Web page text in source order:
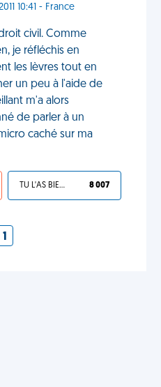
10:41 - France
civil. Comme
je réfléchis en
les lèvres tout en
un peu à l'aide de
m'a alors
de parler à un
caché sur ma
TU L'AS BIEN MÉRITÉ 8 007
1